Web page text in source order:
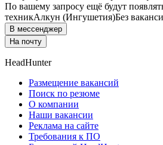
По вашему запросу ещё будут
техникАлкун (Ингушетия)Без
В мессенджер
На почту
HeadHunter
Размещение вакансий
Поиск по резюме
О компании
Наши вакансии
Реклама на сайте
Требования к ПО